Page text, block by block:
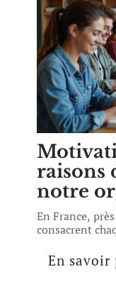
raisons
notre
En France,
consacrent
En savoir